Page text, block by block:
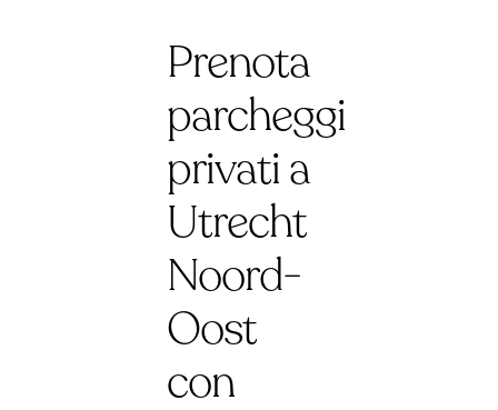
Prenota
parcheggi
privati a
Utrecht
Noord-
Oost
con